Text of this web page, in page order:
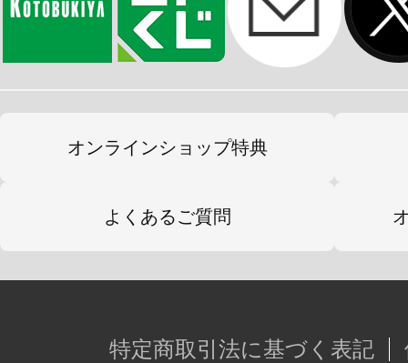
オンラインショップ特典
よくあるご質問
特定商取引法に基づく表記